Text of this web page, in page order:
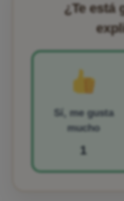
¿Te está
Sí, me gusta
mucho
1